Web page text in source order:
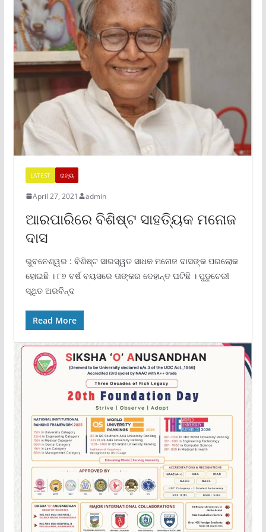
LATEST ରାଜ୍ୟ
April 27, 2021 admin
ଆରପାରିରେ ବିଶିଷ୍ଟ ସାହତ୍ୟିକ ମନୋଜ
ଦାସ
ଭୁବନେଶ୍ୱର : ବିଶିଷ୍ଟ ସାରସ୍ୱତ ସାଧକ ମନୋଜ ଦାସଙ୍କ ପରଲୋକ
ହୋଇଛି । ୮୭ ବର୍ଷ ବୟସରେ ତାଙ୍କର ଦେହାନ୍ତ ଘଟିଛି । ପୁଡୁଚେରୀ
ସ୍ଥିତ ଅରବିନ୍ଦ
Read More